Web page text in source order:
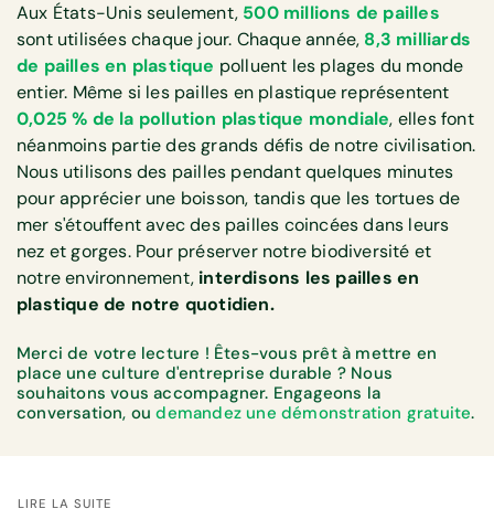
Aux États-Unis seulement, 500 millions de pailles
sont utilisées chaque jour. Chaque année, 8,3 milliards
de pailles en plastique polluent les plages du monde
entier. Même si les pailles en plastique représentent
0,025 % de la pollution plastique mondiale, elles font
néanmoins partie des grands défis de notre civilisation.
Nous utilisons des pailles pendant quelques minutes
pour apprécier une boisson, tandis que les tortues de
mer s'étouffent avec des pailles coincées dans leurs
nez et gorges. Pour préserver notre biodiversité et
notre environnement, interdisons les pailles en
plastique de notre quotidien.
Merci de votre lecture ! Êtes-vous prêt à mettre en
place une culture d'entreprise durable ? Nous
souhaitons vous accompagner. Engageons la
conversation, oudemandez une démonstration gratuite.
LIRE LA SUITE